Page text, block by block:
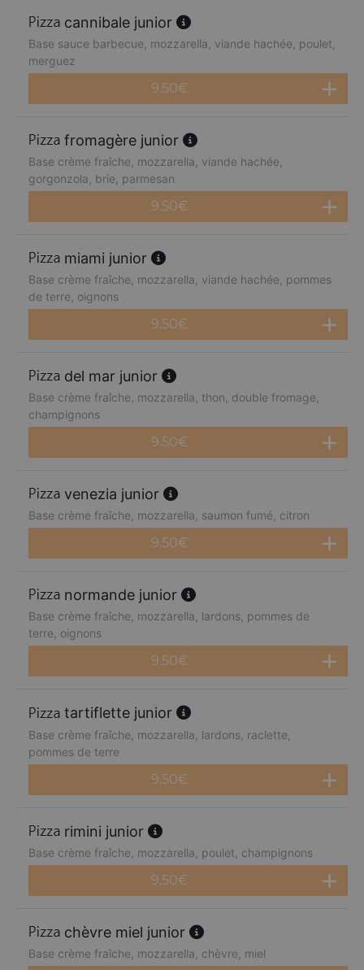
cannibale junior
Base sauce barbecue, mozzarella, viande hachée, poulet,
merguez
9.50€
fromagère junior
Base crème fraîche, mozzarella, viande hachée,
gorgonzola, brie, parmesan
9.50€
miami junior
Base crème fraîche, mozzarella, viande hachée, pommes
de terre, oignons
9.50€
del mar junior
Base crème fraîche, mozzarella, thon, double fromage,
champignons
9.50€
venezia junior
Base crème fraîche, mozzarella, saumon fumé, citron
9.50€
normande junior
Base crème fraîche, mozzarella, lardons, pommes de
terre, oignons
9.50€
tartiflette junior
Base crème fraîche, mozzarella, lardons, raclette,
pommes de terre
9.50€
rimini junior
Base crème fraîche, mozzarella, poulet, champignons
9.50€
chèvre miel junior
Base crème fraîche, mozzarella, chèvre, miel